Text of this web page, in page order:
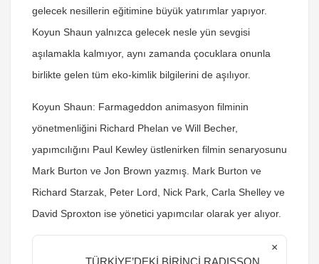
gelecek nesillerin eğitimine büyük yatırımlar yapıyor.
Koyun Shaun yalnızca gelecek nesle yün sevgisi
aşılamakla kalmıyor, aynı zamanda çocuklara onunla
birlikte gelen tüm eko-kimlik bilgilerini de aşılıyor.
Koyun Shaun: Farmageddon animasyon filminin
yönetmenliğini Richard Phelan ve Will Becher,
yapımcılığını Paul Kewley üstlenirken filmin senaryosunu
Mark Burton ve Jon Brown yazmış. Mark Burton ve
Richard Starzak, Peter Lord, Nick Park, Carla Shelley ve
David Sproxton ise yönetici yapımcılar olarak yer alıyor.
TÜRKİYE’DEKİ BİRİNCİ RADISSON
×